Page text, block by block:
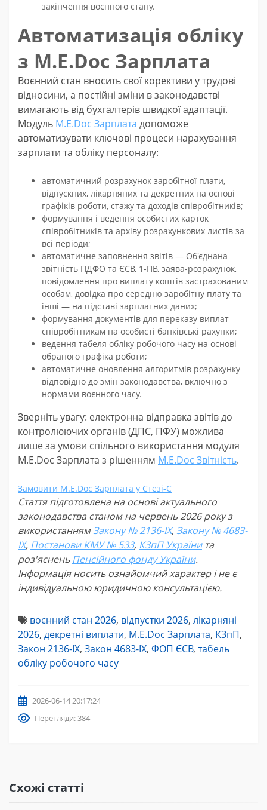
закінчення воєнного стану.
Автоматизація обліку
з M.E.Doc Зарплата
Воєнний стан вносить свої корективи у трудові
відносини, а постійні зміни в законодавстві
вимагають від бухгалтерів швидкої адаптації.
Модуль M.E.Doc Зарплата допоможе
автоматизувати ключові процеси нарахування
зарплати та обліку персоналу:
автоматичний розрахунок заробітної плати,
відпускних, лікарняних та декретних на основі
графіків роботи, стажу та доходів співробітників;
формування і ведення особистих карток
співробітників та архіву розрахункових листів за
всі періоди;
автоматичне заповнення звітів — Об'єднана
звітність ПДФО та ЄСВ, 1-ПВ, заява-розрахунок,
повідомлення про виплату коштів застрахованим
особам, довідка про середню заробітну плату та
інші — на підставі зарплатних даних;
формування документів для переказу виплат
співробітникам на особисті банківські рахунки;
ведення табеля обліку робочого часу на основі
обраного графіка роботи;
автоматичне оновлення алгоритмів розрахунку
відповідно до змін законодавства, включно з
нормами воєнного часу.
Зверніть увагу: електронна відправка звітів до
контролюючих органів (ДПС, ПФУ) можлива
лише за умови спільного використання модуля
M.E.Doc Зарплата з рішенням M.E.Doc Звітність.
Замовити M.E.Doc Зарплата у Стезі-С
Стаття підготовлена на основі актуального
законодавства станом на червень 2026 року з
використаннямЗакону № 2136-IX, Закону № 4683-
IX, Постанови КМУ № 533, КЗпП Українита
роз'ясненьПенсійного фонду України.
Інформація носить ознайомчий характер і не є
індивідуальною юридичною консультацією.
воєнний стан 2026, відпустки 2026, лікарняні
2026, декретні виплати, M.E.Doc Зарплата, КЗпП,
Закон 2136-IX, Закон 4683-IX, ФОП ЄСВ, табель
обліку робочого часу
2026-06-14 20:17:24
Перегляди: 384
Схожі статті